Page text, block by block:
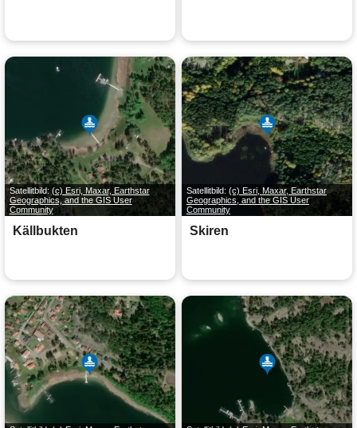
Satellitbild: (c) Esri, Maxar, Earthstar
Geographics, and the GIS User
Community
Källbukten
Satellitbild: (c) Esri, Maxar, Earthstar
Geographics, and the GIS User
Community
Skiren